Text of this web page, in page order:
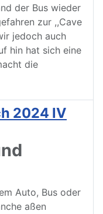
der Bus wieder
zur ,,Cave
jedoch auch
hin hat sich eine
die
2024 IV
Auto, Bus oder
aßen